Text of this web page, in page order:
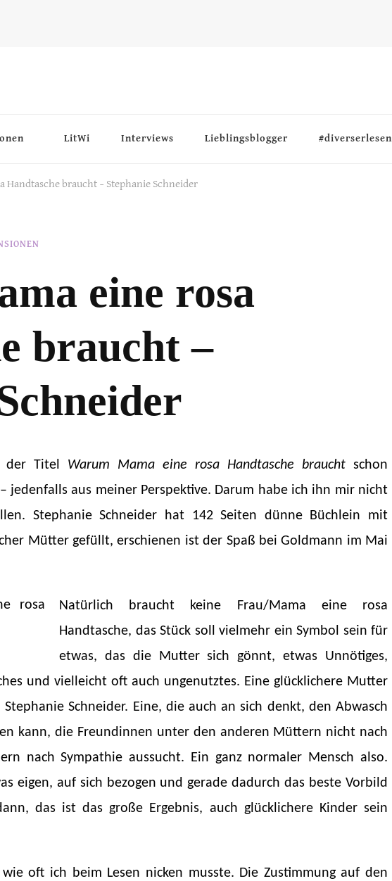
LitWi Interviews Lieblingsblogger #diverserlesen
Handtasche braucht – Stephanie Schneider
eine rosa
braucht –
der Titel Warum Mama eine rosa Handtasche braucht schon
jedenfalls aus meiner Perspektive. Darum habe ich ihn mir nicht
Stephanie Schneider hat 142 Seiten dünne Büchlein mit
Mütter gefüllt, erschienen ist der Spaß bei Goldmann im Mai
Natürlich braucht keine Frau/Mama eine rosa
Handtasche, das Stück soll vielmehr ein Symbol sein für
etwas, das die Mutter sich gönnt, etwas Unnötiges,
und vielleicht oft auch ungenutztes. Eine glücklichere Mutter
Schneider. Eine, die auch an sich denkt, den Abwasch
kann, die Freundinnen unter den anderen Müttern nicht nach
nach Sympathie aussucht. Ein ganz normaler Mensch also.
eigen, auf sich bezogen und gerade dadurch das beste Vorbild
das ist das große Ergebnis, auch glücklichere Kinder sein
oft ich beim Lesen nicken musste. Die Zustimmung auf den